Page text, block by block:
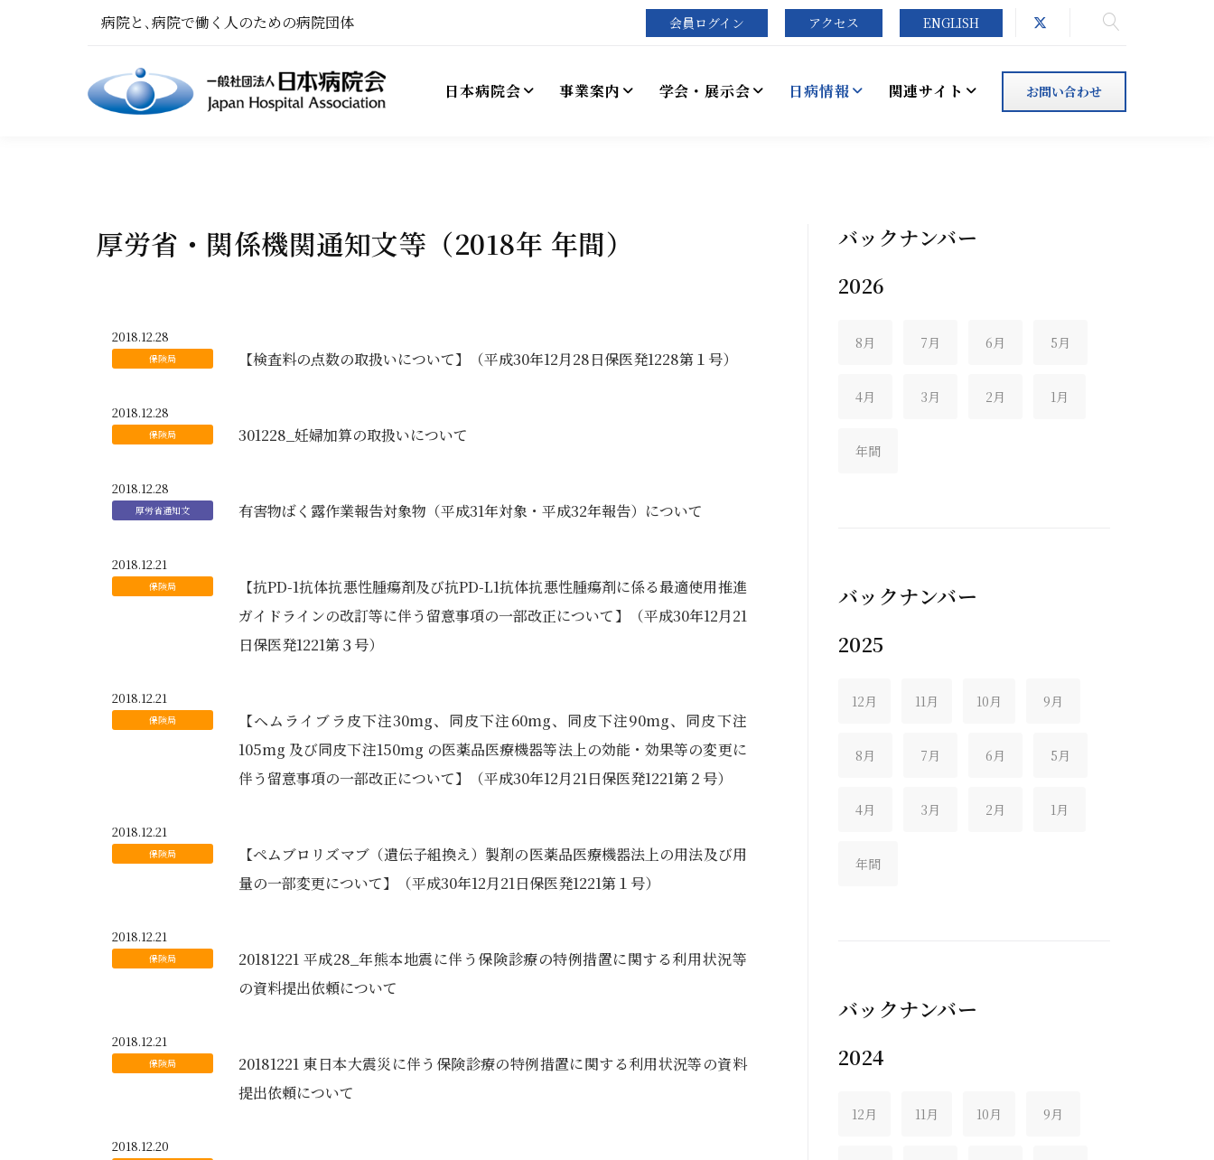
病院と､病院で働く人のための病院団体 会員ログイン アクセス ENGLISH
お問い合わせ
日本病院会 事業案内 学会・展示会 日病情報 関連サイト
厚労省・関係機関通知文等（2018年 年間）
2018.12.28
【検査料の点数の取扱いについて】（平成30年12月28日保医発1228第１号）
2018.12.28
301228_妊婦加算の取扱いについて
2018.12.28
有害物ばく露作業報告対象物（平成31年対象・平成32年報告）について
2018.12.21
【抗PD-1抗体抗悪性腫瘍剤及び抗PD-L1抗体抗悪性腫瘍剤に係る最適使用推進
ガイドラインの改訂等に伴う留意事項の一部改正について】（平成30年12月21
日保医発1221第３号）
2018.12.21
【ヘムライブラ皮下注30mg、同皮下注60mg、同皮下注90mg、同皮下注
105mg 及び同皮下注150mg の医薬品医療機器等法上の効能・効果等の変更に
伴う留意事項の一部改正について】（平成30年12月21日保医発1221第２号）
2018.12.21
【ペムブロリズマブ（遺伝子組換え）製剤の医薬品医療機器法上の用法及び用
量の一部変更について】（平成30年12月21日保医発1221第１号）
2018.12.21
20181221 平成28_年熊本地震に伴う保険診療の特例措置に関する利用状況等
の資料提出依頼について
2018.12.21
20181221 東日本大震災に伴う保険診療の特例措置に関する利用状況等の資料
提出依頼について
2018.12.20
バックナンバー
2026
8月 7月 6月 5月
4月 3月 2月 1月
年間
バックナンバー
2025
12月 11月 10月 9月
8月 7月 6月 5月
4月 3月 2月 1月
年間
バックナンバー
2024
12月 11月 10月 9月